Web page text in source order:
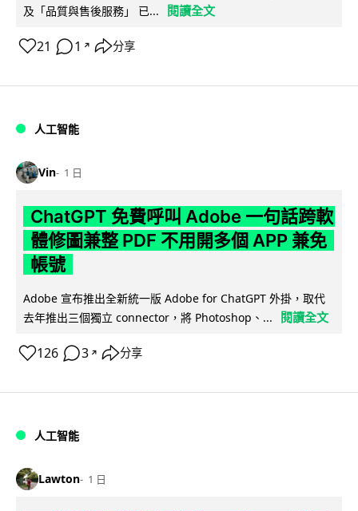
及「品質與售後服務」 已...
閱讀全文
21 1 ↗ 分享
人工智能
Vin 1 日
ChatGPT 免費呼叫 Adobe 一句話跨軟
體修圖兼整 PDF 不用開多個 APP 兼免
帳號
Adobe 宣布推出全新統一版 Adobe for ChatGPT 外掛，取代
去年推出三個獨立 connector，將 Photoshop、...
閱讀全文
126 3 ↗ 分享
人工智能
Lawton 1 日